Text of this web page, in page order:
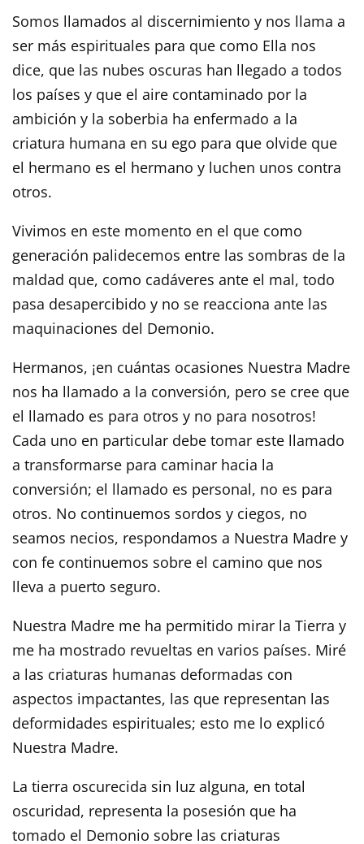
Somos llamados al discernimiento y nos llama a
ser más espirituales para que como Ella nos
dice, que las nubes oscuras han llegado a todos
los países y que el aire contaminado por la
ambición y la soberbia ha enfermado a la
criatura humana en su ego para que olvide que
el hermano es el hermano y luchen unos contra
otros.
Vivimos en este momento en el que como
generación palidecemos entre las sombras de la
maldad que, como cadáveres ante el mal, todo
pasa desapercibido y no se reacciona ante las
maquinaciones del Demonio.
Hermanos, ¡en cuántas ocasiones Nuestra Madre
nos ha llamado a la conversión, pero se cree que
el llamado es para otros y no para nosotros!
Cada uno en particular debe tomar este llamado
a transformarse para caminar hacia la
conversión; el llamado es personal, no es para
otros. No continuemos sordos y ciegos, no
seamos necios, respondamos a Nuestra Madre y
con fe continuemos sobre el camino que nos
lleva a puerto seguro.
Nuestra Madre me ha permitido mirar la Tierra y
me ha mostrado revueltas en varios países. Miré
a las criaturas humanas deformadas con
aspectos impactantes, las que representan las
deformidades espirituales; esto me lo explicó
Nuestra Madre.
La tierra oscurecida sin luz alguna, en total
oscuridad, representa la posesión que ha
tomado el Demonio sobre las criaturas